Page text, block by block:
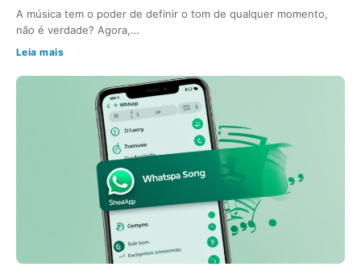
A música tem o poder de definir o tom de qualquer momento,
não é verdade? Agora,…
Leia mais